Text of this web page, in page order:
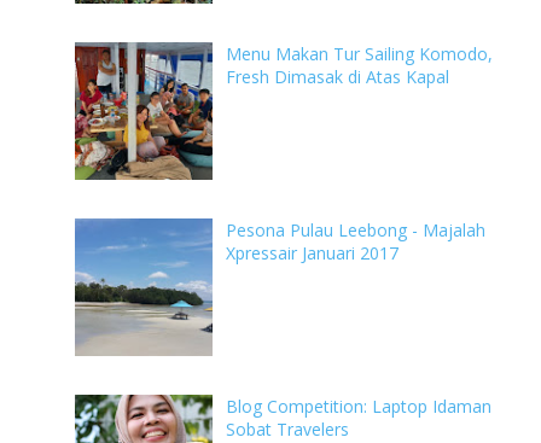
Menu Makan Tur Sailing Komodo,
Fresh Dimasak di Atas Kapal
Pesona Pulau Leebong - Majalah
Xpressair Januari 2017
Blog Competition: Laptop Idaman
Sobat Travelers